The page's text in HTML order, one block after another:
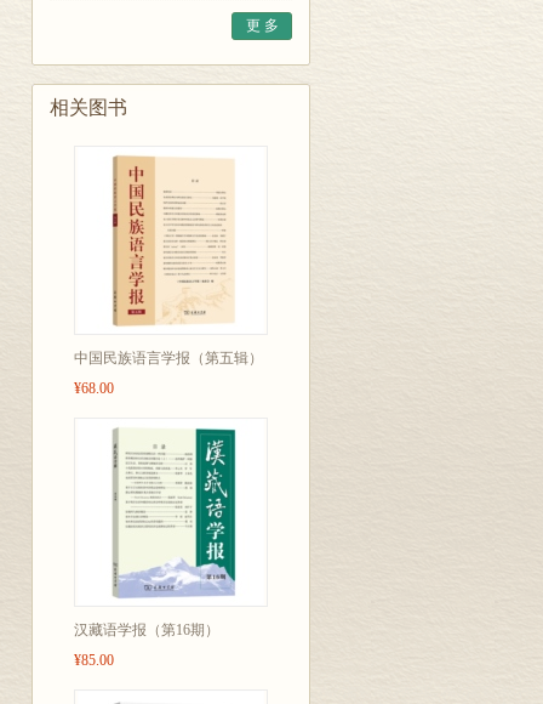
更 多
相关图书
中国民族语言学报（第五辑）
¥68.00
汉藏语学报（第16期）
¥85.00